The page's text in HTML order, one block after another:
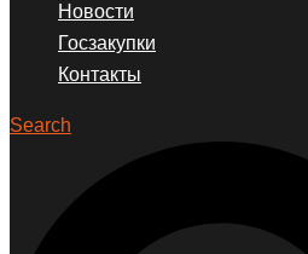
Новости
Госзакупки
Контакты
Search